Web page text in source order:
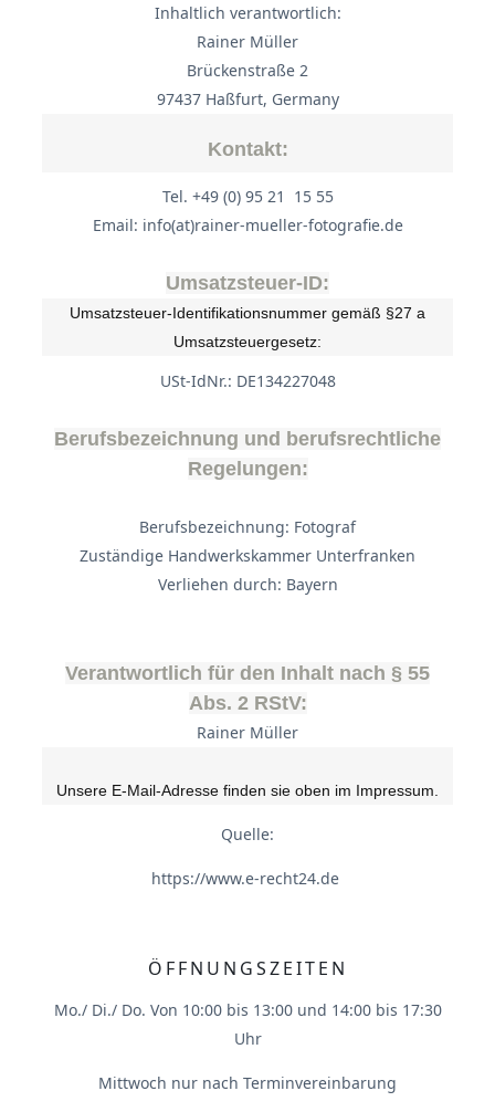
Inhaltlich verantwortlich:
Rainer Müller
Brückenstraße 2
97437 Haßfurt, Germany
Kontakt:
Tel. +49 (0) 95 21 15 55
Email: info(at)rainer-mueller-fotografie.de
Umsatzsteuer-ID:
Umsatzsteuer-Identifikationsnummer gemäß §27 a
Umsatzsteuergesetz:
USt-IdNr.: DE134227048
Berufsbezeichnung und berufsrechtliche
Regelungen:
Berufsbezeichnung: Fotograf
Zuständige Handwerkskammer Unterfranken
Verliehen durch: Bayern
Verantwortlich für den Inhalt nach § 55
Abs. 2 RStV:
Rainer Müller
Unsere E-Mail-Adresse finden sie oben im Impressum.
Quelle:
https://www.e-recht24.de
ÖFFNUNGSZEITEN
Mo./ Di./ Do. Von 10:00 bis 13:00 und 14:00 bis 17:30
Uhr
Mittwoch nur nach Terminvereinbarung